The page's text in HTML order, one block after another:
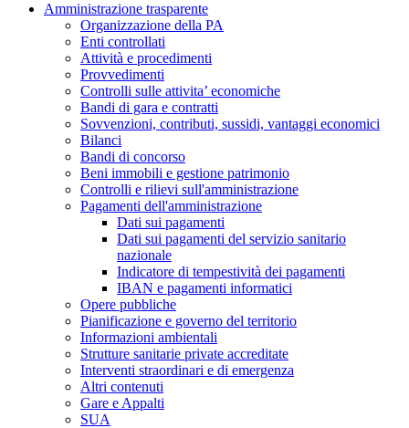
Amministrazione trasparente
Organizzazione della PA
Enti controllati
Attività e procedimenti
Provvedimenti
Controlli sulle attivita’ economiche
Bandi di gara e contratti
Sovvenzioni, contributi, sussidi, vantaggi economici
Bilanci
Bandi di concorso
Beni immobili e gestione patrimonio
Controlli e rilievi sull'amministrazione
Pagamenti dell'amministrazione
Dati sui pagamenti
Dati sui pagamenti del servizio sanitario
nazionale
Indicatore di tempestività dei pagamenti
IBAN e pagamenti informatici
Opere pubbliche
Pianificazione e governo del territorio
Informazioni ambientali
Strutture sanitarie private accreditate
Interventi straordinari e di emergenza
Altri contenuti
Gare e Appalti
SUA